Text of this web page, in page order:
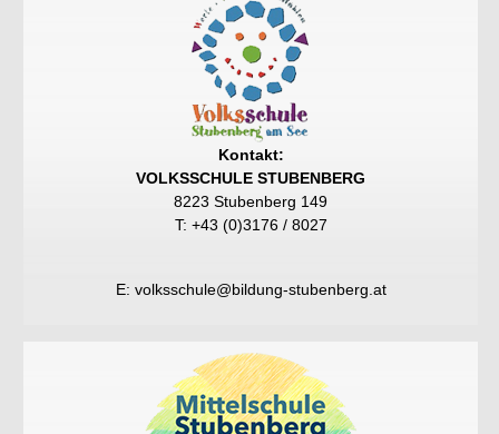
Kontakt:
VOLKSSCHULE STUBENBERG
8223 Stubenberg 149
T: +43 (0)3176 / 8027
E: volksschule@bildung-stubenberg.at